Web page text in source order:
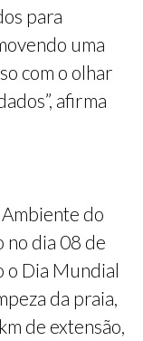
para
uma
com o olhar
afirma
do
no dia 08 de
o Dia Mundial
da praia,
de extensão,